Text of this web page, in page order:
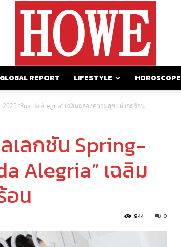
GLOBAL REPORT LIFESTYLE HOROSCOPE
“Rua da Alegria” เฉลิมฉลองความสุขแห่งฤดูร้อน
เลกชัน Spring-
Alegria” เฉลิม
อน
0
944